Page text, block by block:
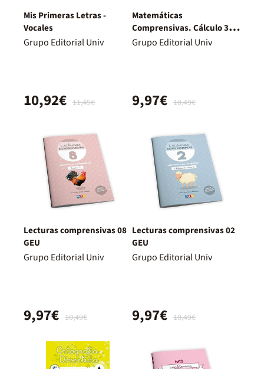
Mis Primeras Letras -
Vocales
Grupo Editorial Univ
11,49€
10,92€
Matemáticas
Comprensivas. Cálculo 3
GEU
Grupo Editorial Univ
10,49€
9,97€
Lecturas comprensivas 08
GEU
Grupo Editorial Univ
10,49€
9,97€
Lecturas comprensivas 02
GEU
Grupo Editorial Univ
10,49€
9,97€